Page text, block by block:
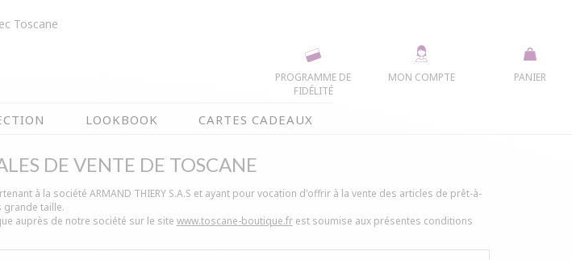
PANIER
MON COMPTE
PROGRAMME DE
FIDÉLITÉ
LOOKBOOK CARTES CADEAUX
EN CE MOMENT
ÉTÉ EN FLEURS
NOUVELLE COLLECTION
DE VENTE DE TOSCANE
à la société ARMAND THIERY S.A.S et ayant pour vocation d'offrir à la vente des articles de prêt-à-
taille.
auprès de notre société sur le site www.toscane-boutique.frest soumise aux présentes conditions